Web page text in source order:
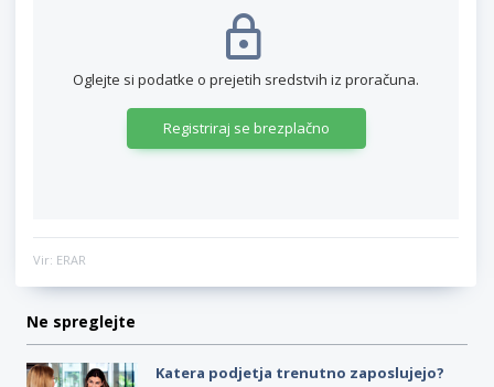
Oglejte si podatke o prejetih sredstvih iz proračuna.
Registriraj se brezplačno
Vir: ERAR
Ne spreglejte
Katera podjetja trenutno zaposlujejo?